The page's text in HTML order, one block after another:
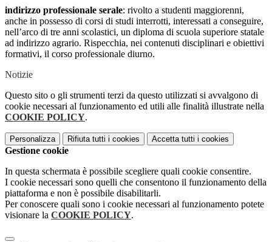
indirizzo professionale serale: rivolto a studenti maggiorenni,
anche in possesso di corsi di studi interrotti, interessati a conseguire,
nell’arco di tre anni scolastici, un diploma di scuola superiore statale
ad indirizzo agrario. Rispecchia, nei contenuti disciplinari e obiettivi
formativi, il corso professionale diurno.
Notizie
Questo sito o gli strumenti terzi da questo utilizzati si avvalgono di
cookie necessari al funzionamento ed utili alle finalità illustrate nella
COOKIE POLICY.
Personalizza Rifiuta tutti i cookies Accetta tutti i cookies
Gestione cookie
In questa schermata è possibile scegliere quali cookie consentire.
I cookie necessari sono quelli che consentono il funzionamento della
piattaforma e non è possibile disabilitarli.
Per conoscere quali sono i cookie necessari al funzionamento potete
visionare la COOKIE POLICY.